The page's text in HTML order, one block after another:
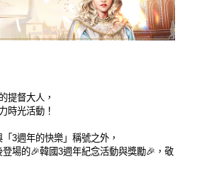
提督大人，
時光活動！
3週年的快樂」稱號之外，
場的🎉韓國3週年紀念活動與獎勵🎉，敬